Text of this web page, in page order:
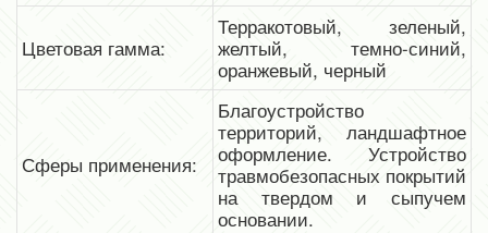
Цветовая гамма:
Терракотовый, зеленый,
желтый, темно-синий,
оранжевый, черный
Сферы применения:
Благоустройство
территорий, ландшафтное
оформление. Устройство
травмобезопасных покрытий
на твердом и сыпучем
основании.